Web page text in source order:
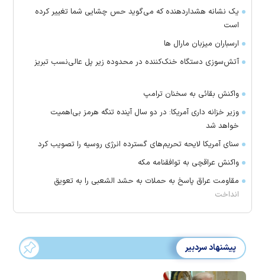
یک نشانه هشداردهنده که می‌گوید حس چشایی شما تغییر کرده
است
ارسباران میزبان مارال ها
آتش‌سوزی دستگاه خنک‌کننده در محدوده زیر پل عالی‌نسب تبریز
واکنش بقائی به سخنان ترامپ
وزیر خزانه داری آمریکا: در دو سال آینده تنگه هرمز بی‌اهمیت
خواهد شد
سنای آمریکا لایحه تحریم‌های گسترده انرژی روسیه را تصویب کرد
واکنش عراقچی به توافقنامه مکه
مقاومت عراق پاسخ به حملات به حشد الشعبی را به تعویق
انداخت
پیشنهاد سردبیر